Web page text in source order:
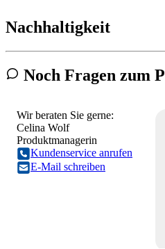
Nachhaltigkeit
Noch Fragen zum
Wir beraten Sie gerne:
Celina Wolf
Produktmanagerin
Kundenservice anrufen
E-Mail schreiben